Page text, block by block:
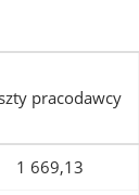
pracodawcy
1 669,13